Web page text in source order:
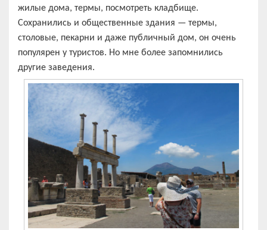
жилые дома, термы, посмотреть кладбище.
Сохранились и общественные здания — термы,
столовые, пекарни и даже публичный дом, он очень
популярен у туристов. Но мне более запомнились
другие заведения.